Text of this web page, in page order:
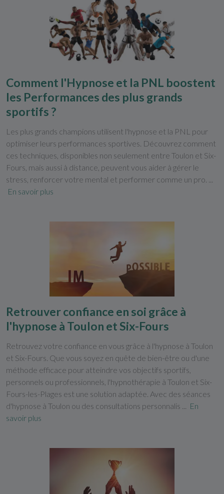
Comment l'Hypnose et la PNL boostent
les Performances des plus grands
sportifs ?
Les plus grands champions utilisent l'hypnose et la PNL pour
optimiser leurs performances sportives. Découvrez comment
ces techniques, disponibles non seulement entre Toulon et Six-
Fours, mais aussi à distance, peuvent vous aider à gérer le
stress, renforcer votre mental et performer comme un pro. ...
En savoir plus
Retrouver confiance en soi grâce à
l'hypnose à Toulon et Six-Fours
Retrouvez votre confiance en vous grâce à l'hypnose à Toulon
et Six-Fours. Que vous soyez en quête de bien-être ou d'une
méthode efficace pour atteindre vos objectifs sportifs,
personnels ou professionnels, l'hypnothérapie à Toulon et Six-
Fours-les-Plages est une solution adaptée. Avec des séances
d'hypnose à Toulon ou des consultations personnalis ...
En
savoir plus